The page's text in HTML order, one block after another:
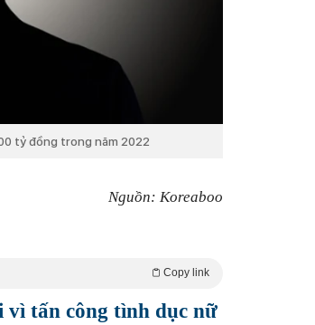
tỷ đồng trong năm 2022
Nguồn: Koreaboo
Copy link
vì tấn công tình dục nữ